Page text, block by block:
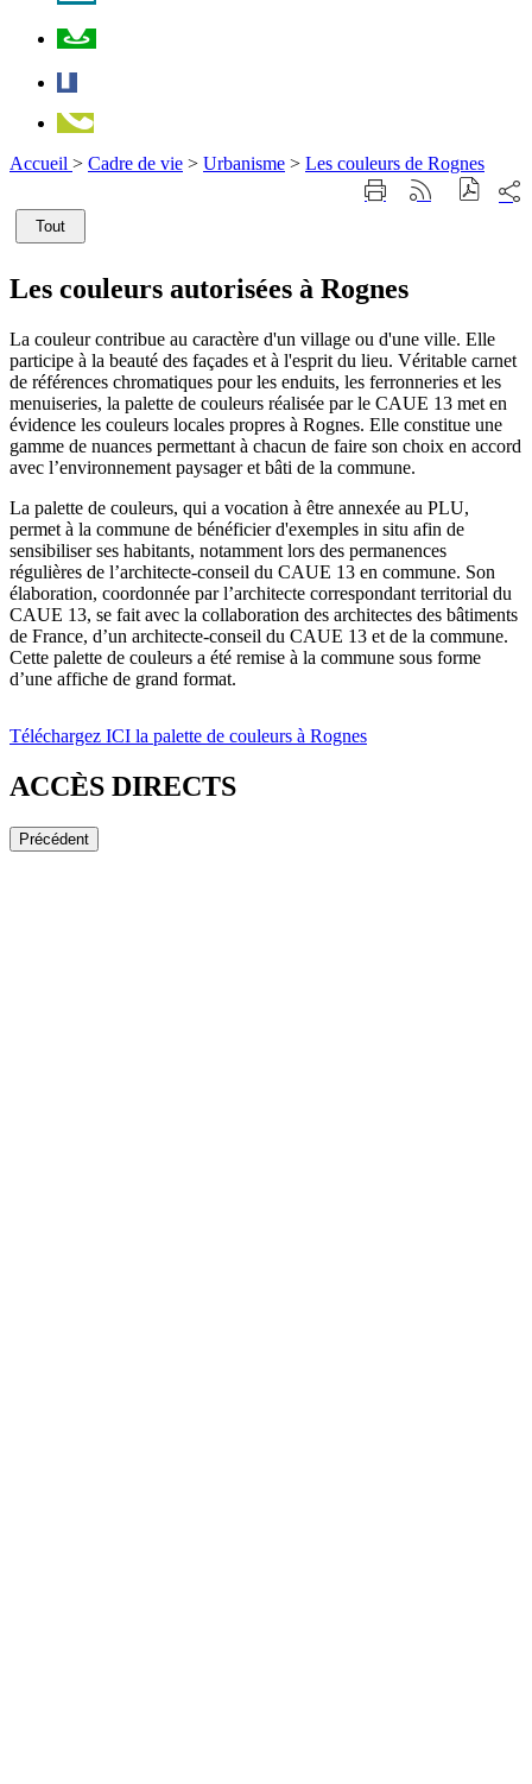
Accueil > Cadre de vie > Urbanisme > Les couleurs de Rognes
ImprimerGénérer
sur
Tout
Les couleurs autorisées à Rognes
La couleur contribue au caractère d'un village ou d'une ville. Elle
participe à la beauté des façades et à l'esprit du lieu. Véritable carnet
de références chromatiques pour les enduits, les ferronneries et les
menuiseries, la palette de couleurs réalisée par le CAUE 13 met en
évidence les couleurs locales propres à Rognes. Elle constitue une
gamme de nuances permettant à chacun de faire son choix en accord
avec l’environnement paysager et bâti de la commune.
La palette de couleurs, qui a vocation à être annexée au PLU,
permet à la commune de bénéficier d'exemples in situ afin de
sensibiliser ses habitants, notamment lors des permanences
régulières de l’architecte-conseil du CAUE 13 en commune. Son
élaboration, coordonnée par l’architecte correspondant territorial du
CAUE 13, se fait avec la collaboration des architectes des bâtiments
de France, d’un architecte-conseil du CAUE 13 et de la commune.
Cette palette de couleurs a été remise à la commune sous forme
d’une affiche de grand format.
Téléchargez ICI la palette de couleurs à Rognes
ACCÈS DIRECTS
Précédent